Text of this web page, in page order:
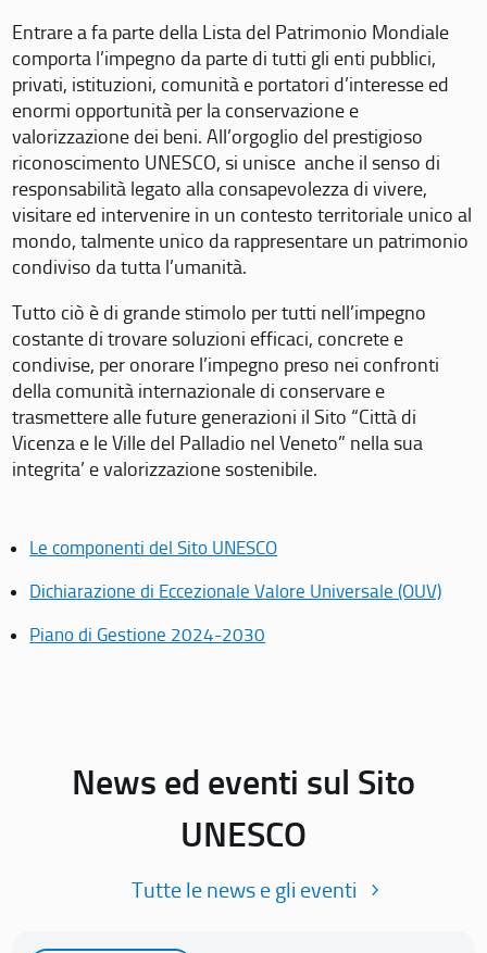
Entrare a fa parte della Lista del Patrimonio Mondiale
comporta l’impegno da parte di tutti gli enti pubblici,
privati, istituzioni, comunità e portatori d’interesse ed
enormi opportunità per la conservazione e
valorizzazione dei beni. All’orgoglio del prestigioso
riconoscimento UNESCO, si unisce anche il senso di
responsabilità legato alla consapevolezza di vivere,
visitare ed intervenire in un contesto territoriale unico al
mondo, talmente unico da rappresentare un patrimonio
condiviso da tutta l’umanità.
Tutto ciò è di grande stimolo per tutti nell’impegno
costante di trovare soluzioni efficaci, concrete e
condivise, per onorare l’impegno preso nei confronti
della comunità internazionale di conservare e
trasmettere alle future generazioni il Sito “Città di
Vicenza e le Ville del Palladio nel Veneto” nella sua
integrita’ e valorizzazione sostenibile.
Le componenti del Sito UNESCO
Dichiarazione di Eccezionale Valore Universale (OUV)
Piano di Gestione 2024-2030
News ed eventi sul Sito
UNESCO
Tutte le news e gli eventi